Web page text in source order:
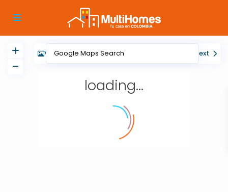
loading...
View My Location Next